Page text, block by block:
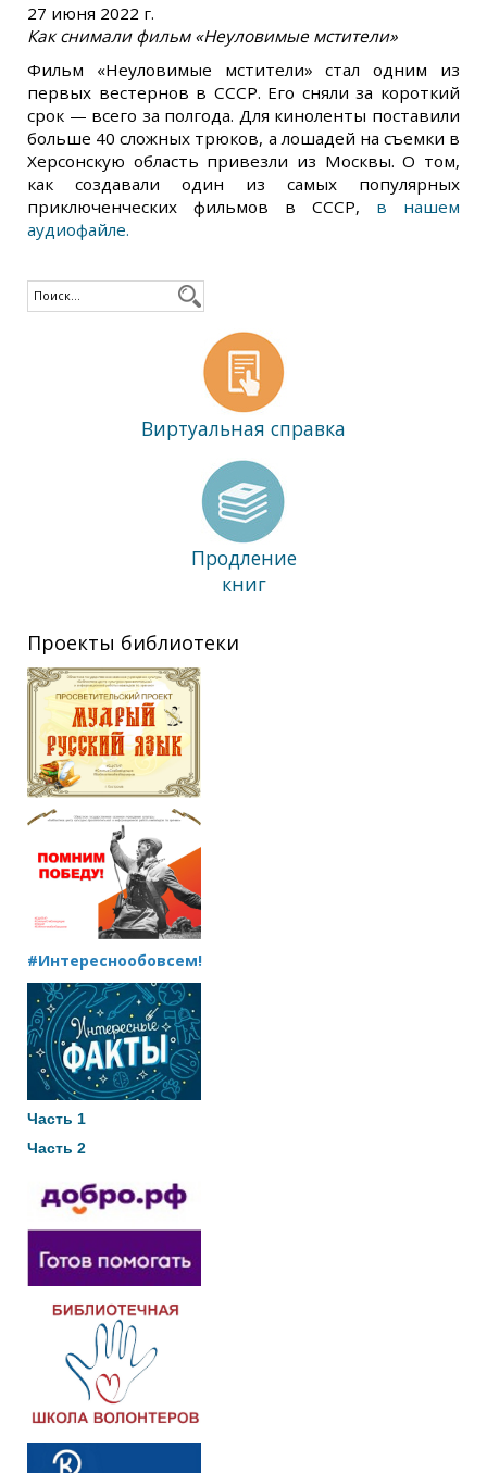
27 июня 2022 г.
Как снимали фильм «Неуловимые мстители»
Фильм «Неуловимые мстители» стал одним из
первых вестернов в СССР. Его сняли за короткий
срок — всего за полгода. Для киноленты поставили
больше 40 сложных трюков, а лошадей на съемки в
Херсонскую область привезли из Москвы. О том,
как создавали один из самых популярных
приключенческих фильмов в СССР, в нашем
аудиофайле.
Виртуальная справка
Продление
книг
Проекты библиотеки
#Интереснообовсем!
Часть 1
Часть 2